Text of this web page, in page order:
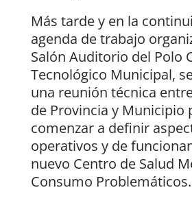
Más tarde y en la
agenda de trabajo
Salón Auditorio del Polo
Tecnológico Municipal,
una reunión técnica
de Provincia y Municipio
comenzar a definir
operativos y de
nuevo Centro de Salud
Consumo Problemáticos.